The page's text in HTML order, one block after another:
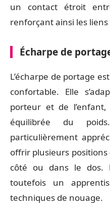
un contact étroit
renforçant ainsi les
Écharpe de
L’écharpe de portage
confortable. Elle
porteur et de
équilibrée du
particulièrement
offrir plusieurs
côté ou dans le dos.
toutefois un
techniques de nouage.